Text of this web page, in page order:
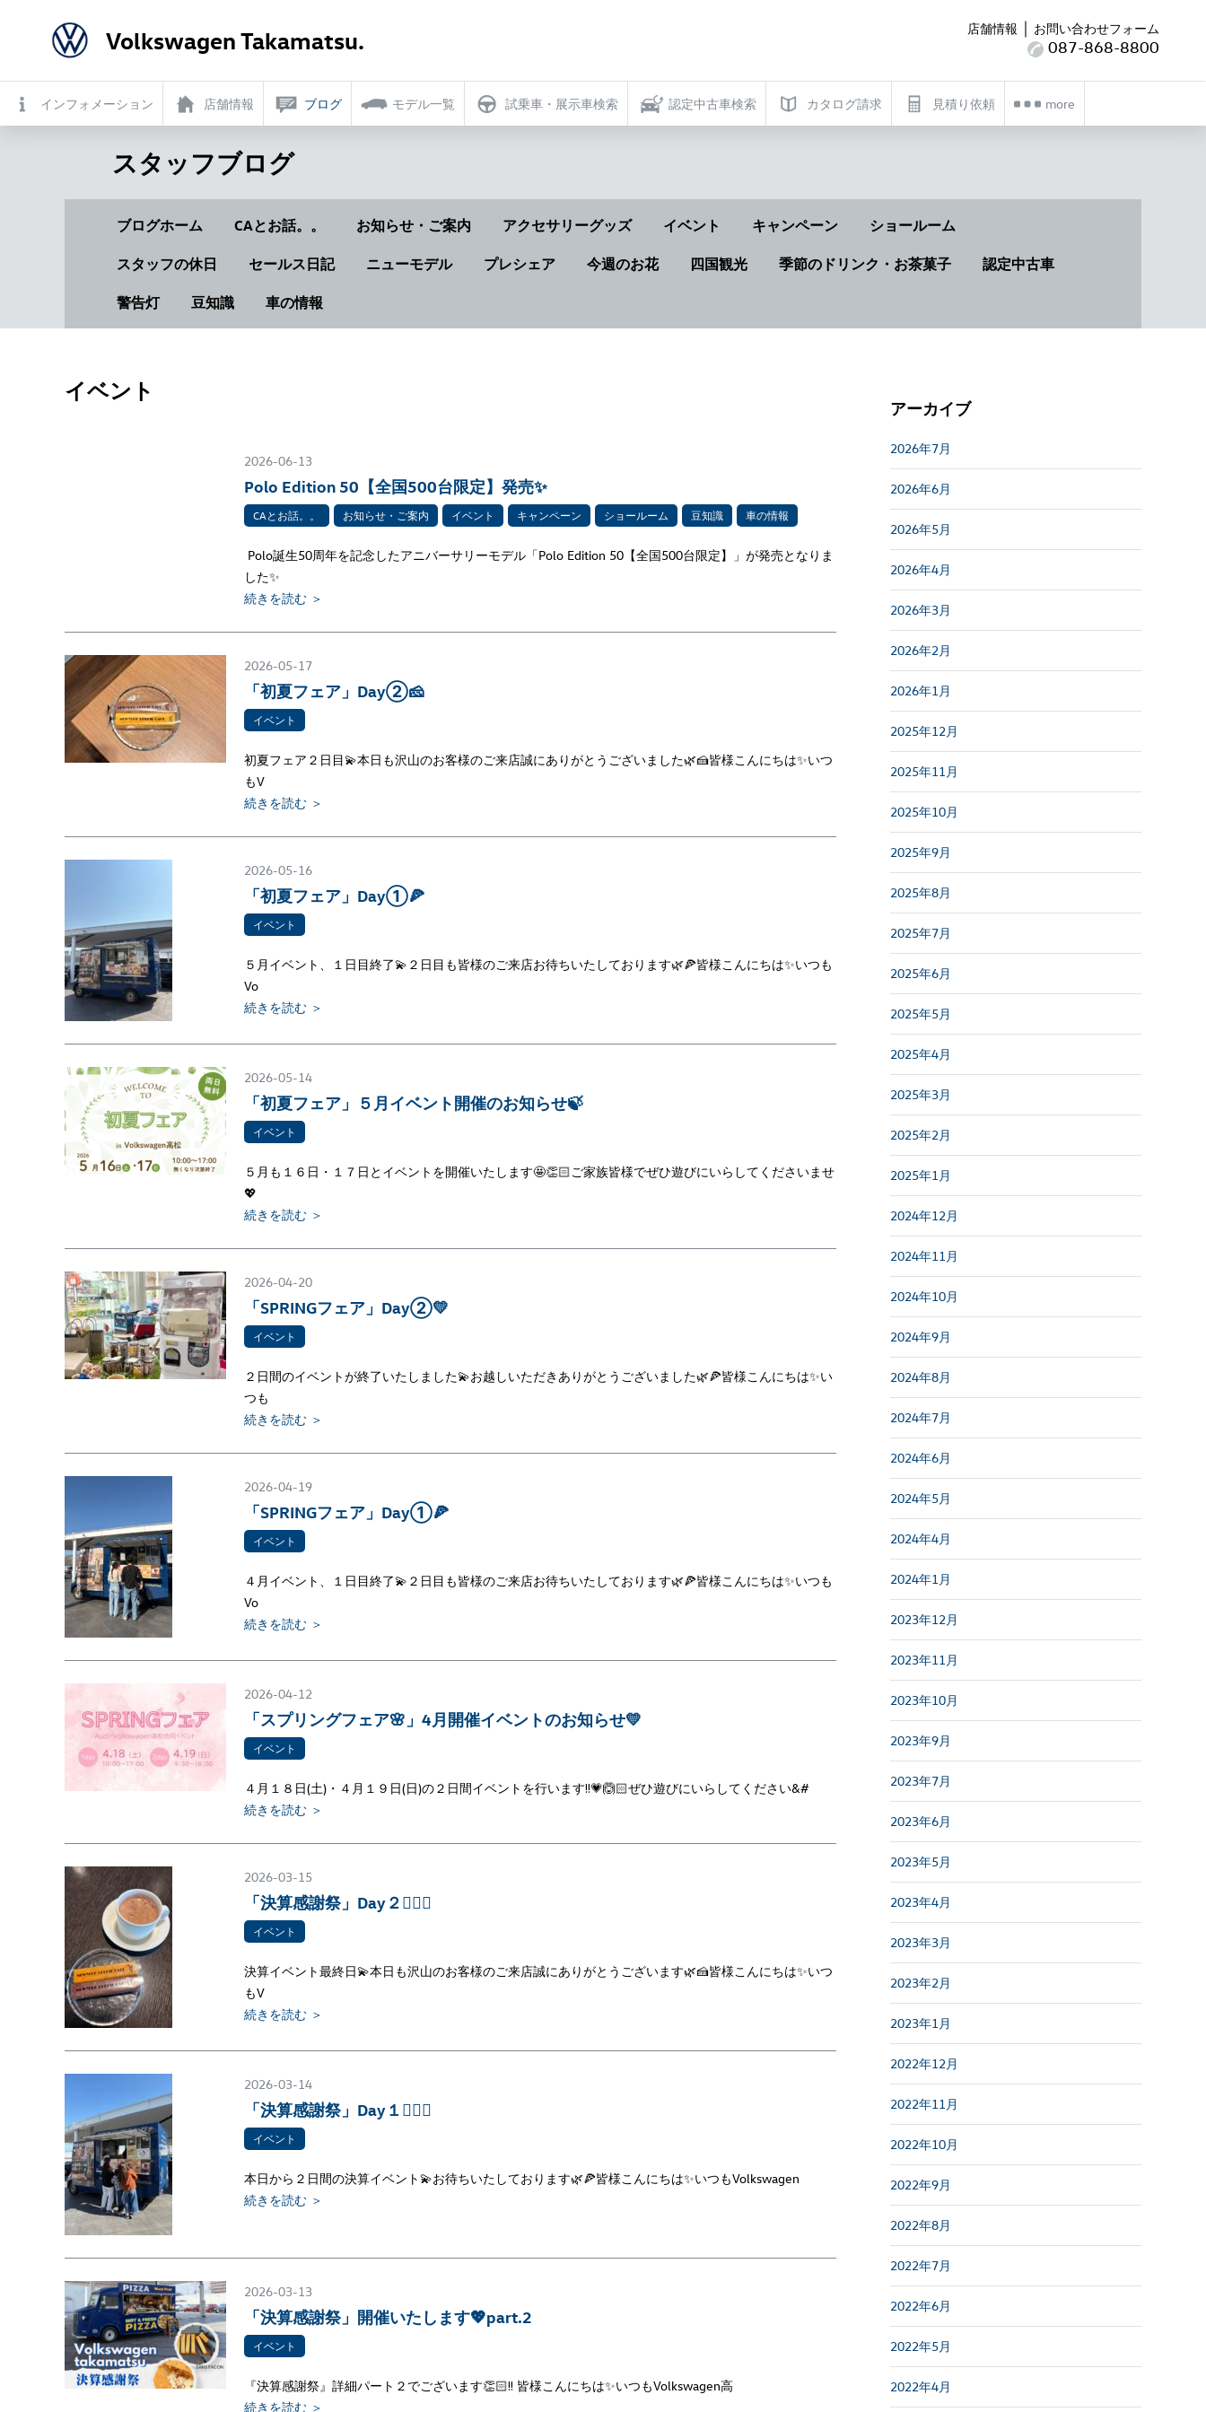
Volkswagen Takamatsu.
インフォメーション 店舗情報 ブログ モデル一覧 試乗車・展示車検索 認定中古車検索 カタログ請求 見積り依頼 more
店舗情報 ｜ お問い合わせフォーム
087-868-8800
スタッフブログ
ブログホーム CAとお話。。 お知らせ・ご案内 アクセサリーグッズ イベント キャンペーン ショールーム
スタッフの休日 セールス日記 ニューモデル プレシェア 今週のお花 四国観光 季節のドリンク・お茶菓子 認定中古車
警告灯 豆知識 車の情報
イベント
2026-06-13
Polo Edition 50【全国500台限定】発売✨
CAとお話。。 お知らせ・ご案内 イベント キャンペーン ショールーム 豆知識 車の情報
Polo誕生50周年を記念したアニバーサリーモデル「Polo Edition 50【全国500台限定】」が発売となりま
した✨
続きを読む ＞
2026-05-17
「初夏フェア」Day②🧀
イベント
初夏フェア２日目💫本日も沢山のお客様のご来店誠にありがとうございました🌿🍰皆様こんにちは✨いつ
もV
続きを読む ＞
2026-05-16
「初夏フェア」Day①🍕
イベント
５月イベント、１日目終了💫２日目も皆様のご来店お待ちいたしております🌿🍕皆様こんにちは✨いつも
Vo
続きを読む ＞
2026-05-14
「初夏フェア」５月イベント開催のお知らせ🍃
イベント
５月も１６日・１７日とイベントを開催いたします🤩👏🏻ご家族皆様でぜひ遊びにいらしてくださいませ
💖
続きを読む ＞
2026-04-20
「SPRINGフェア」Day②💛
イベント
２日間のイベントが終了いたしました💫お越しいただきありがとうございました🌿🍕皆様こんにちは✨い
つも
続きを読む ＞
2026-04-19
「SPRINGフェア」Day①🍕
イベント
４月イベント、１日目終了💫２日目も皆様のご来店お待ちいたしております🌿🍕皆様こんにちは✨いつも
Vo
続きを読む ＞
2026-04-12
「スプリングフェア🌸」4月開催イベントのお知らせ💛
イベント
４月１８日(土)・４月１９日(日)の２日間イベントを行います‼💗🙆🏻ぜひ遊びにいらしてください&#
続きを読む ＞
2026-03-15
「決算感謝祭」Day２❤️‍🔥🍰
イベント
決算イベント最終日💫本日も沢山のお客様のご来店誠にありがとうございます🌿🍰皆様こんにちは✨いつ
もV
続きを読む ＞
2026-03-14
「決算感謝祭」Day１❤️‍🔥🍕
イベント
本日から２日間の決算イベント💫お待ちいたしております🌿🍕皆様こんにちは✨いつもVolkswagen
続きを読む ＞
2026-03-13
「決算感謝祭」開催いたします💖part.2
イベント
『決算感謝祭』詳細パート２でございます👏🏻‼ 皆様こんにちは✨いつもVolkswagen高
続きを読む ＞
アーカイブ
2026年7月
2026年6月
2026年5月
2026年4月
2026年3月
2026年2月
2026年1月
2025年12月
2025年11月
2025年10月
2025年9月
2025年8月
2025年7月
2025年6月
2025年5月
2025年4月
2025年3月
2025年2月
2025年1月
2024年12月
2024年11月
2024年10月
2024年9月
2024年8月
2024年7月
2024年6月
2024年5月
2024年4月
2024年1月
2023年12月
2023年11月
2023年10月
2023年9月
2023年7月
2023年6月
2023年5月
2023年4月
2023年3月
2023年2月
2023年1月
2022年12月
2022年11月
2022年10月
2022年9月
2022年8月
2022年7月
2022年6月
2022年5月
2022年4月